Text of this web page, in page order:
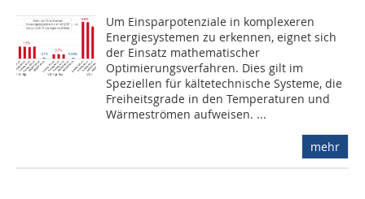
Um Einsparpotenziale in komplexeren
Energiesystemen zu erkennen, eignet sich
der Einsatz mathematischer
Optimierungsverfahren. Dies gilt im
Speziellen für kältetechnische Systeme, die
Freiheitsgrade in den Temperaturen und
Wärmeströmen aufweisen. ...
mehr